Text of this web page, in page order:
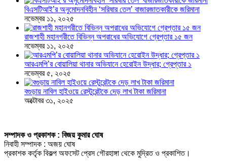
বিএসটিআই’র অনুমোদনবিহীন ‘সরিষার তেল’ বাজারজাতকারীকে জরিমানা
নভেম্বর ১১, ২০২৫
রাজশাহী মহানগরীতে বিভিন্ন অপরাধের অভিযোগে গ্রেপ্তার ১৫ জন
নভেম্বর ১১, ২০২৫
আরএমপি’র বোয়ালিয়া থানার অভিযানে হেরোইন উদ্ধার; গ্রেপ্তার ১
নভেম্বর ৫, ২০২৫
বগুড়ায় নাবিল হাইওয়ে রেস্টুরেন্টকে দেড় লাখ টাকা জরিমানা
অক্টোবর ৩১, ২০২৫
সম্পাদক ও প্রকাশক : বিজয় কুমার ঘোষ
নিবাহী সম্পাদক : অজয় ঘোষ
প্রকাশক কর্তৃক বিকল্প অফসেট প্রেস গৌরহাঙ্গা থেকে মুদ্রিত ও প্রকাশিত।